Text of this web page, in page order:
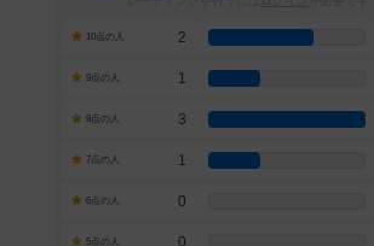
10点の人 2
9点の人 1
8点の人 3
7点の人 1
6点の人 0
5点の人 0